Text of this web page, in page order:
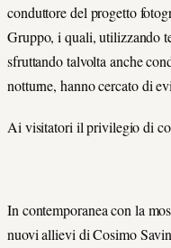
conduttore del progetto
Gruppo, i quali, utilizzando
sfruttando talvolta anche
notturne, hanno cercato di
Ai visitatori il privilegio di
In contemporanea con la
nuovi allievi di Cosimo